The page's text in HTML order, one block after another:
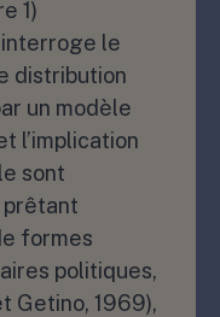
1)
le
distribution
un modèle
l’implication
sont
prêtant
formes
politiques,
Getino, 1969),